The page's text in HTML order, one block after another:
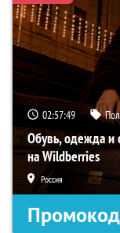
02:57:49
Обувь, одежда и
на Wildberries
Россия
Промокод